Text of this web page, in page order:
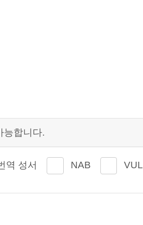
능합니다.
역 성서 NAB VUL